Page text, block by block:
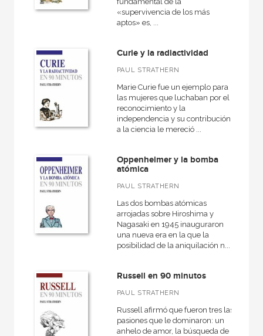
Pedagogía
VER TODAS... (17)
NUESTRAS COLECCIONES
Biblioteca clásica de Siglo Veintiuno
Ciencia que ladra
Ciencias Sociales
Clásicos del pensamiento crítico
Educación
Filosofía y Pensamiento
Fuera de colección
Hacer Historia
«supervivencia de los más
aptos» es, ...
Curie y la radiactividad
PAUL STRATHERN
Marie Curie fue un ejemplo para
las mujeres que luchaban por el
reconocimiento y la
independencia y su contribución
a la ciencia le mereció ...
Oppenheimer y la bomba
atómica
PAUL STRATHERN
Las dos bombas atómicas
arrojadas sobre Hiroshima y
Nagasaki en 1945 inauguraron
una nueva era en la que la
posibilidad de la aniquilación n...
Russell en 90 minutos
PAUL STRATHERN
Russell afirmó que fueron tres las
pasiones que le dominaron: un
anhelo de amor, la búsqueda de